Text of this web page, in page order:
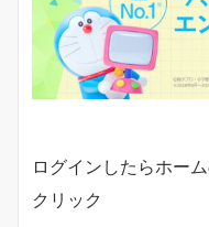
ログインしたらホー
クリック